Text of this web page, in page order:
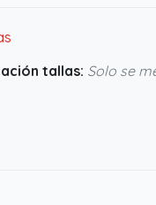
tallas: Solo se